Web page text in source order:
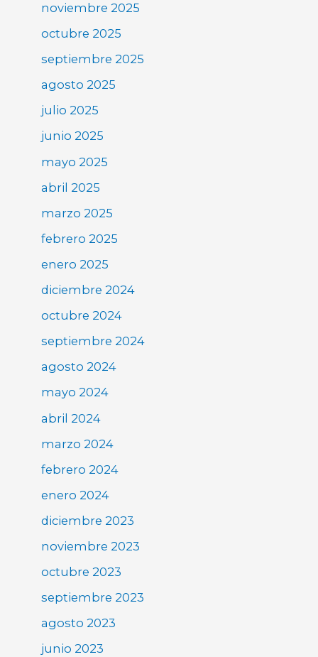
noviembre 2025
octubre 2025
septiembre 2025
agosto 2025
julio 2025
junio 2025
mayo 2025
abril 2025
marzo 2025
febrero 2025
enero 2025
diciembre 2024
octubre 2024
septiembre 2024
agosto 2024
mayo 2024
abril 2024
marzo 2024
febrero 2024
enero 2024
diciembre 2023
noviembre 2023
octubre 2023
septiembre 2023
agosto 2023
junio 2023